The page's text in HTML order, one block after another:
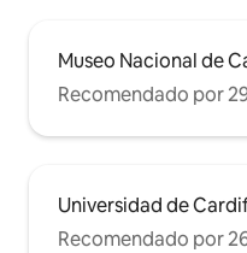
Museo Nacional de
Recomendado por
Universidad de
Recomendado por